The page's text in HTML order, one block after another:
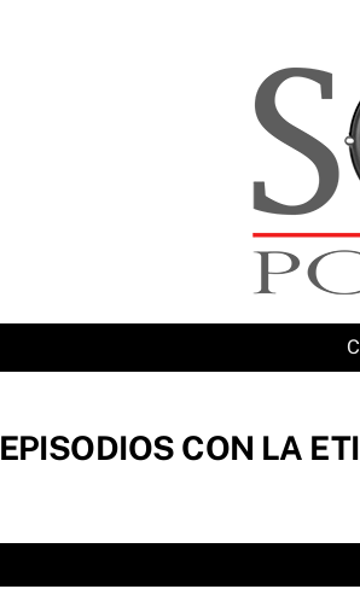
EPISODIOS CON LA